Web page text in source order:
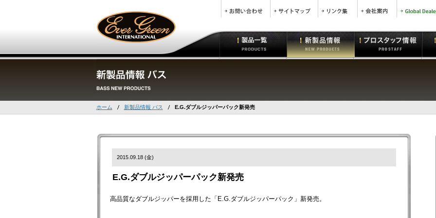
ホーム 新製品情報 バス E.G.ダブルジッパーパック新発売
2015.09.18 (金)
E.G.ダブルジッパーパック新発売
高品質なダブルジッパーを採用した「E.G.ダブルジッパーパック」新発売。